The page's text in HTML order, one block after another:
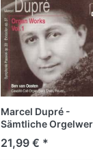
Marcel Dupré -
Sämtliche
Vol. 1
21,99 € *